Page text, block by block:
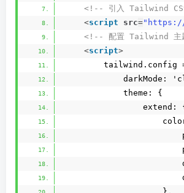
<!-- 引入 Tailwind
<script src="https://
<!-- 配置 Tailwind 主
<script>
tailwind.config
darkMode:
            theme: {
extend: